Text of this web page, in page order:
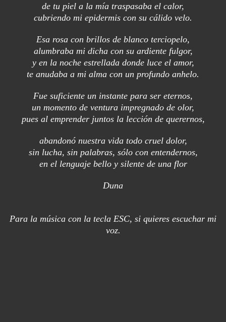
de tu piel a la mía traspasaba el calor,
cubriendo mi epidermis con su cálido velo.
Esa rosa con brillos de blanco terciopelo,
alumbraba mi dicha con su ardiente fulgor,
y en la noche estrellada donde luce el amor,
te anudaba a mi alma con un profundo anhelo.
Fue suficiente un instante para ser eternos,
un momento de ventura impregnado de olor,
pues al emprender juntos la lección de querernos,
abandonó nuestra vida todo cruel dolor,
sin lucha, sin palabras, sólo con entendernos,
en el lenguaje bello y silente de una flor
Duna
Para la música con la tecla ESC, si quieres escuchar mi
voz.